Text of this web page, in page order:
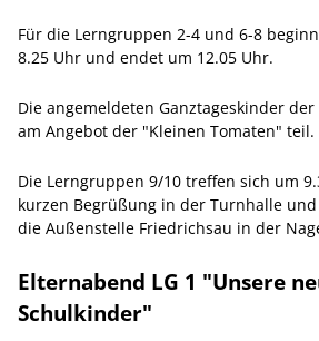
Für die Lerngruppen 2-4 und 6-8
8.25 Uhr und endet um 12.05 Uhr.
Die angemeldeten Ganztageskinder
am Angebot der "Kleinen Tomaten" teil.
Die Lerngruppen 9/10 treffen sich um
kurzen Begrüßung in der Turnhalle
die Außenstelle Friedrichsau in der
Elternabend LG 1 "Unsere
Schulkinder"